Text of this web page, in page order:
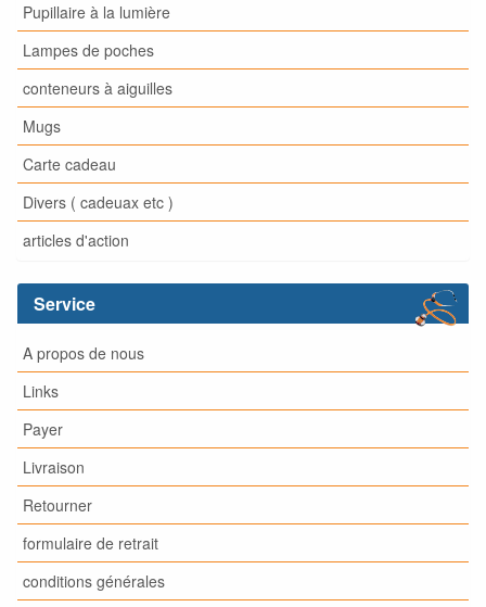
Pupillaire à la lumière
Lampes de poches
conteneurs à aiguilles
Mugs
Carte cadeau
Divers ( cadeuax etc )
articles d'action
Service
A propos de nous
Links
Payer
Livraison
Retourner
formulaire de retrait
conditions générales